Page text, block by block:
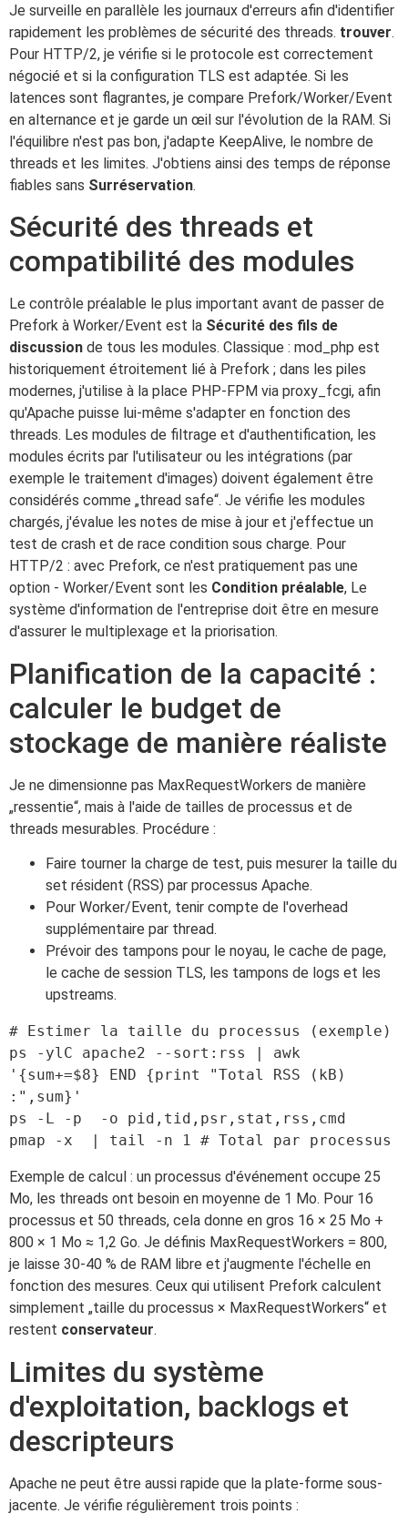
Je surveille en parallèle les journaux d'erreurs afin d'identifier
rapidement les problèmes de sécurité des threads. trouver.
Pour HTTP/2, je vérifie si le protocole est correctement
négocié et si la configuration TLS est adaptée. Si les
latences sont flagrantes, je compare Prefork/Worker/Event
en alternance et je garde un œil sur l'évolution de la RAM. Si
l'équilibre n'est pas bon, j'adapte KeepAlive, le nombre de
threads et les limites. J'obtiens ainsi des temps de réponse
fiables sans Surréservation.
Sécurité des threads et
compatibilité des modules
Le contrôle préalable le plus important avant de passer de
Prefork à Worker/Event est la Sécurité des fils de
discussion de tous les modules. Classique : mod_php est
historiquement étroitement lié à Prefork ; dans les piles
modernes, j'utilise à la place PHP-FPM via proxy_fcgi, afin
qu'Apache puisse lui-même s'adapter en fonction des
threads. Les modules de filtrage et d'authentification, les
modules écrits par l'utilisateur ou les intégrations (par
exemple le traitement d'images) doivent également être
considérés comme „thread safe“. Je vérifie les modules
chargés, j'évalue les notes de mise à jour et j'effectue un
test de crash et de race condition sous charge. Pour
HTTP/2 : avec Prefork, ce n'est pratiquement pas une
option - Worker/Event sont les Condition préalable, Le
système d'information de l'entreprise doit être en mesure
d'assurer le multiplexage et la priorisation.
Planification de la capacité :
calculer le budget de
stockage de manière réaliste
Je ne dimensionne pas MaxRequestWorkers de manière
„ressentie“, mais à l'aide de tailles de processus et de
threads mesurables. Procédure :
Faire tourner la charge de test, puis mesurer la taille du
set résident (RSS) par processus Apache.
Pour Worker/Event, tenir compte de l'overhead
supplémentaire par thread.
Prévoir des tampons pour le noyau, le cache de page,
le cache de session TLS, les tampons de logs et les
upstreams.
# Estimer la taille du processus (exemple)
ps -ylC apache2 --sort:rss | awk
'{sum+=$8} END {print "Total RSS (kB)
:",sum}'
ps -L -p  -o pid,tid,psr,stat,rss,cmd
Exemple de calcul : un processus d'événement occupe 25
Mo, les threads ont besoin en moyenne de 1 Mo. Pour 16
processus et 50 threads, cela donne en gros 16 × 25 Mo +
800 × 1 Mo ≈ 1,2 Go. Je définis MaxRequestWorkers = 800,
je laisse 30-40 % de RAM libre et j'augmente l'échelle en
fonction des mesures. Ceux qui utilisent Prefork calculent
simplement „taille du processus × MaxRequestWorkers“ et
restent conservateur.
Limites du système
d'exploitation, backlogs et
descripteurs
Apache ne peut être aussi rapide que la plate-forme sous-
jacente. Je vérifie régulièrement trois points :